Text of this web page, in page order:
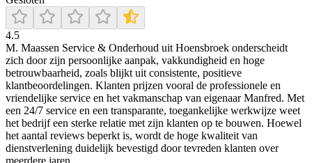
4.5
M. Maassen Service & Onderhoud uit Hoensbroek onderscheidt
zich door zijn persoonlijke aanpak, vakkundigheid en hoge
betrouwbaarheid, zoals blijkt uit consistente, positieve
klantbeoordelingen. Klanten prijzen vooral de professionele en
vriendelijke service en het vakmanschap van eigenaar Manfred. Met
een 24/7 service en een transparante, toegankelijke werkwijze weet
het bedrijf een sterke relatie met zijn klanten op te bouwen. Hoewel
het aantal reviews beperkt is, wordt de hoge kwaliteit van
dienstverlening duidelijk bevestigd door tevreden klanten over